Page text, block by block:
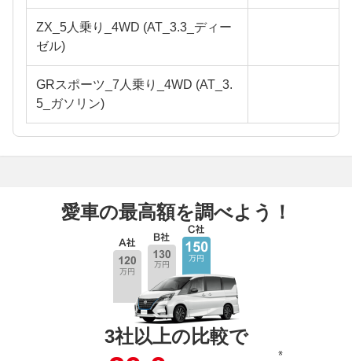
ZX_5人乗り_4WD (AT_3.3_ディー
ゼル)
GRスポーツ_7人乗り_4WD (AT_3.
5_ガソリン)
愛車の最高額を調べよう！
3社以上の比較で
※